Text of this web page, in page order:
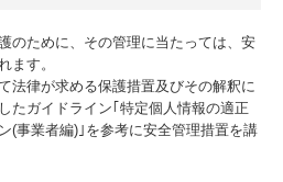
のために、その管理に当たっては、安
ます。
法律が求める保護措置及びその解釈に
たガイドライン｢特定個人情報の適正
(事業者編)｣を参考に安全管理措置を講